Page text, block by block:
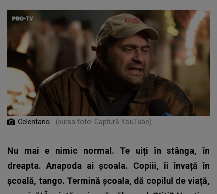
Celentano (sursa foto: Captură YouTube)
Nu mai e nimic normal. Te uiți în stânga, în
dreapta. Anapoda ai școala. Copiii, îi învață în
școală, tango. Termină școala, dă copilul de viață,